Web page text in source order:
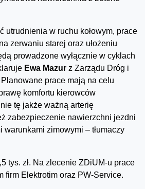
utrudnienia w ruchu kołowym, prace
zerwaniu starej oraz ułożeniu
prowadzone wyłącznie w cyklach
Ewa Mazur z Zarządu Dróg i
prace mają na celu
komfortu kierowców
tę jakże ważną arterię
zabezpieczenie nawierzchni jezdni
warunkami zimowymi – tłumaczy
tys. zł. Na zlecenie ZDiUM-u prace
firm Elektrotim oraz PW-Service.